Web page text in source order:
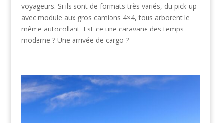
voyageurs. Si ils sont de formats très variés, du pick-up
avec module aux gros camions 4×4, tous arborent le
même autocollant. Est-ce une caravane des temps
moderne ? Une arrivée de cargo ?